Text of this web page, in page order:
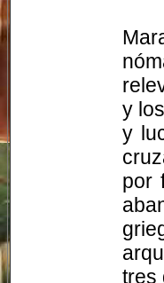
y
y
por
tres